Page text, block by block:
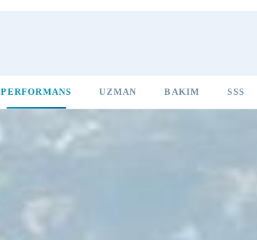
PERFORMANS UZMAN BAKIM SSS